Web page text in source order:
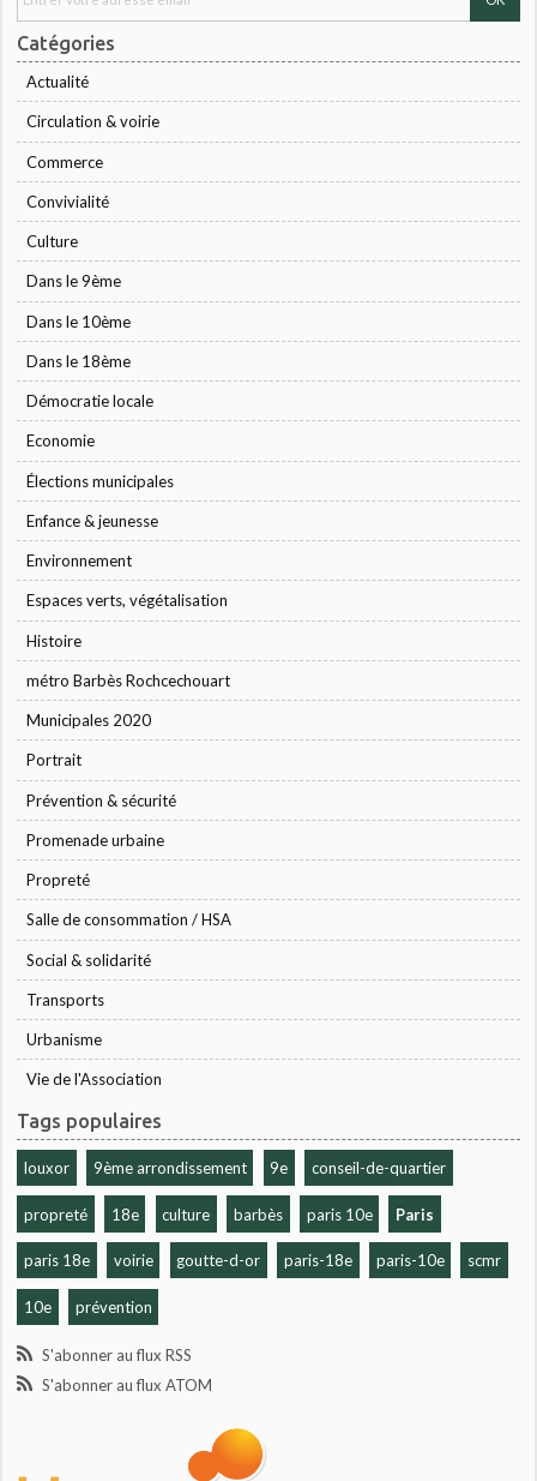
Catégories
Actualité
Circulation & voirie
Commerce
Convivialité
Culture
Dans le 9ème
Dans le 10ème
Dans le 18ème
Démocratie locale
Economie
Élections municipales
Enfance & jeunesse
Environnement
Espaces verts, végétalisation
Histoire
métro Barbès Rochcechouart
Municipales 2020
Portrait
Prévention & sécurité
Promenade urbaine
Propreté
Salle de consommation / HSA
Social & solidarité
Transports
Urbanisme
Vie de l'Association
Tags populaires
louxor 9ème arrondissement 9e conseil-de-quartier
propreté 18e culture barbès paris 10e Paris
paris 18e voirie goutte-d-or paris-18e paris-10e scmr
10e prévention
S'abonner au flux RSS
S'abonner au flux ATOM